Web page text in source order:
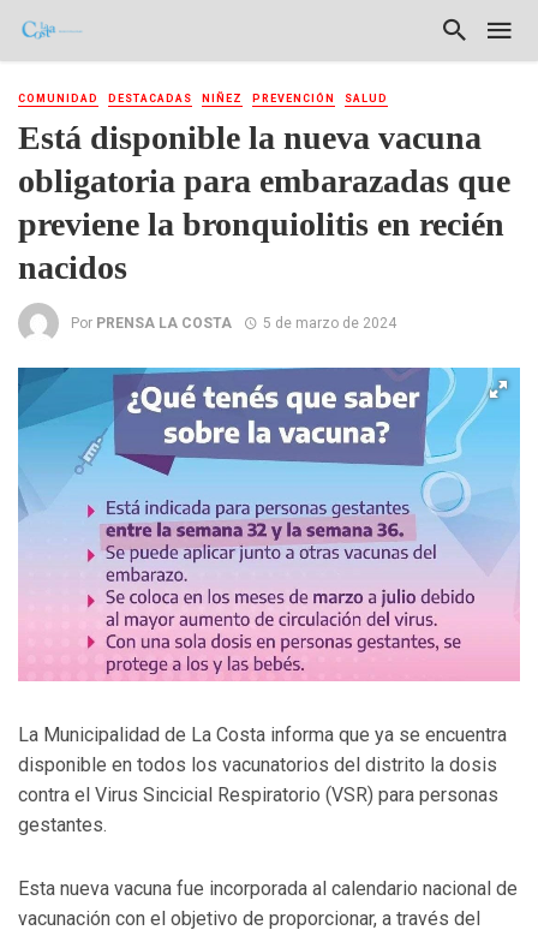
COMUNIDAD DESTACADAS NIÑEZ PREVENCIÓN SALUD
Está disponible la nueva vacuna
obligatoria para embarazadas que
previene la bronquiolitis en recién
nacidos
Por PRENSA LA COSTA 5 de marzo de 2024
La Municipalidad de La Costa informa que ya se encuentra
disponible en todos los vacunatorios del distrito la dosis
contra el Virus Sincicial Respiratorio (VSR) para personas
gestantes.
Esta nueva vacuna fue incorporada al calendario nacional de
vacunación con el objetivo de proporcionar, a través del